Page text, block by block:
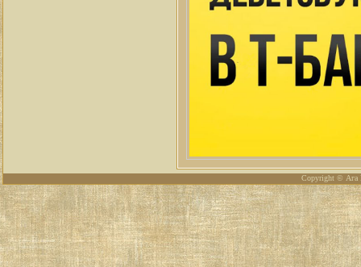
Copyright © Ага